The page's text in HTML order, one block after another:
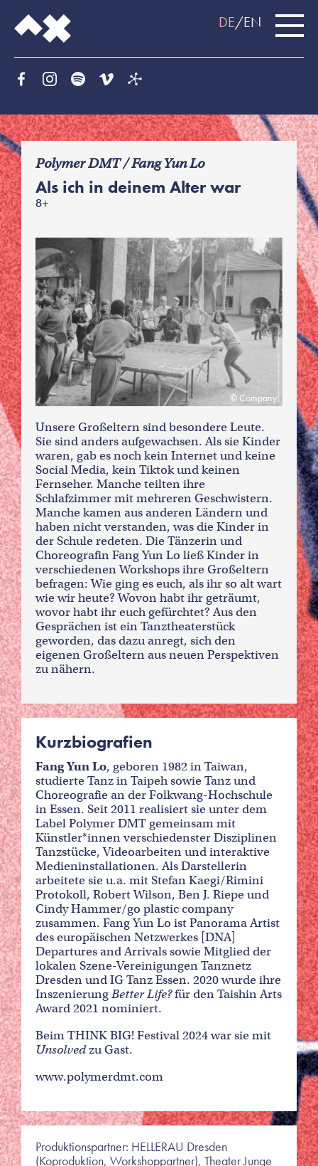
DE EN
f
Polymer DMT / Fang Yun Lo
Als ich in deinem Alter war
8+
Company
Unsere Großeltern sind besondere Leute.
Sie sind anders aufgewachsen. Als sie Kinder
waren, gab es noch kein Internet und keine
Social Media, kein Tiktok und keinen
Fernseher. Manche teilten ihre
Schlafzimmer mit mehreren Geschwistern.
Manche kamen aus anderen Ländern und
haben nicht verstanden, was die Kinder in
der Schule redeten. Die Tänzerin und
Choreografin Fang Yun Lo ließ Kinder in
verschiedenen Workshops ihre Großeltern
befragen: Wie ging es euch, als ihr so alt wart
wie wir heute? Wovon habt ihr geträumt,
wovor habt ihr euch gefürchtet? Aus den
Gesprächen ist ein Tanztheaterstück
geworden, das dazu anregt, sich den
eigenen Großeltern aus neuen Perspektiven
zu nähern.
Kurzbiografien
Fang Yun Lo, geboren 1982 in Taiwan,
studierte Tanz in Taipeh sowie Tanz und
Choreografie an der Folkwang-Hochschule
in Essen. Seit 2011 realisiert sie unter dem
Label Polymer DMT gemeinsam mit
Künstler*innen verschiedenster Disziplinen
Tanzstücke, Videoarbeiten und interaktive
Medieninstallationen. Als Darstellerin
arbeitete sie u.a. mit Stefan Kaegi/Rimini
Protokoll, Robert Wilson, Ben J. Riepe und
Cindy Hammer/go plastic company
zusammen. Fang Yun Lo ist Panorama Artist
des europäischen Netzwerkes [DNA]
Departures and Arrivals sowie Mitglied der
lokalen Szene-Vereinigungen Tanznetz
Dresden und IG Tanz Essen. 2020 wurde ihre
InszenierungBetter Life?für den Taishin Arts
Award 2021 nominiert.
Beim THINK BIG! Festival 2024 war sie mit
Unsolvedzu Gast.
www.polymerdmt.com
Produktionspartner: HELLERAU Dresden
(Koproduktion, Workshoppartner), Theater Junge